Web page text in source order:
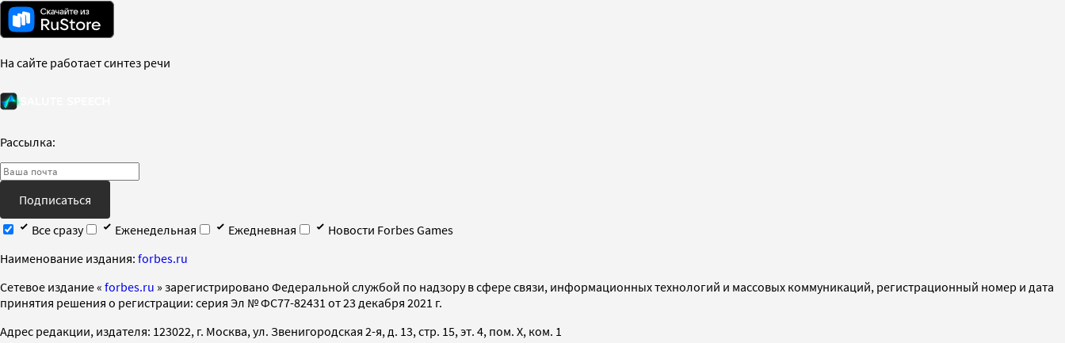
На сайте работает синтез речи
Рассылка:
Подписаться
Все сразу
Еженедельная Ежедневная
Новости Forbes Games
Наименование издания: forbes.ru
Cетевое издание « forbes.ru » зарегистрировано Федеральной службой по надзору в сфере связи, информационных технологий и массовых коммуникаций, регистрационный номер и дата
принятия решения о регистрации: серия Эл № ФС77-82431 от 23 декабря 2021 г.
Адрес редакции, издателя: 123022, г. Москва, ул. Звенигородская 2-я, д. 13, стр. 15, эт. 4, пом. X, ком. 1